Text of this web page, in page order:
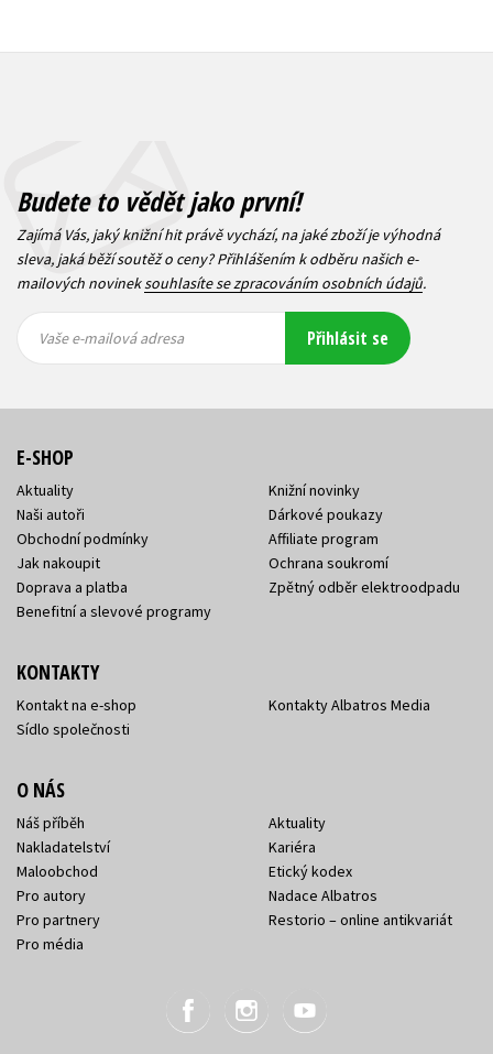
Budete to vědět jako první!
Zajímá Vás, jaký knižní hit právě vychází, na jaké zboží je výhodná
sleva, jaká běží soutěž o ceny? Přihlášením k odběru našich e-
mailových novineksouhlasíte se zpracováním osobních údajů.
mailová
mailová
Vaše e-mailová adresa Přihlásit se
E-SHOP
Aktuality
Naši autoři
Obchodní podmínky
Jak nakoupit
Doprava a platba
Benefitní a slevové programy
Knižní novinky
Dárkové poukazy
Affiliate program
Ochrana soukromí
Zpětný odběr elektroodpadu
KONTAKTY
Kontakt na e-shop
Sídlo společnosti
Kontakty Albatros Media
O NÁS
Náš příběh
Nakladatelství
Maloobchod
Pro autory
Pro partnery
Pro média
Aktuality
Kariéra
Etický kodex
Nadace Albatros
Restorio – online antikvariát